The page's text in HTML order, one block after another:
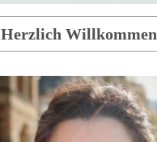
Herzlich Willkommen